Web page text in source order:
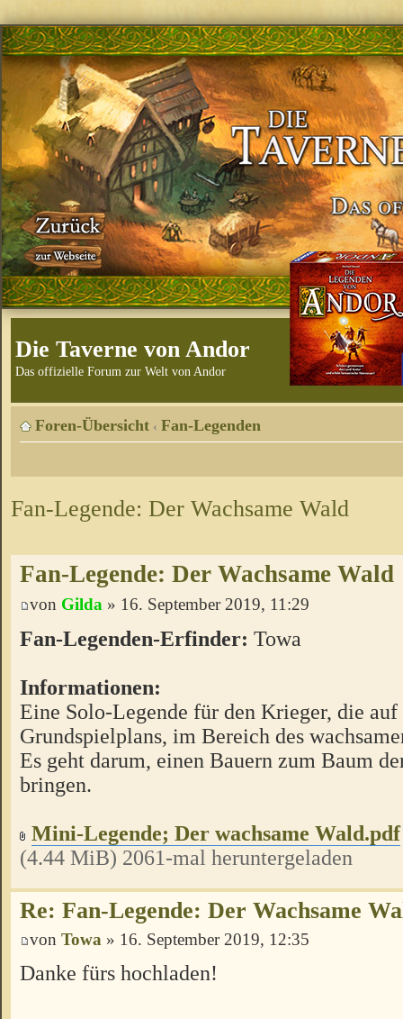
Die Taverne von Andor
Das offizielle Forum zur Welt von Andor
Foren-Übersicht ‹ Fan-Legenden
Fan-Legende: Der Wachsame Wald
Fan-Legende: Der Wachsame Wald
von Gilda » 16. September 2019, 11:29
Fan-Legenden-Erfinder: Towa
Informationen:
Eine Solo-Legende für den Krieger, die auf
Grundspielplans, im Bereich des
Es geht darum, einen Bauern zum Baum
bringen.
Mini-Legende; Der wachsame Wald.pdf
(4.44 MiB) 2061-mal heruntergeladen
Re: Fan-Legende: Der Wachsame
von Towa » 16. September 2019, 12:35
Danke fürs hochladen!